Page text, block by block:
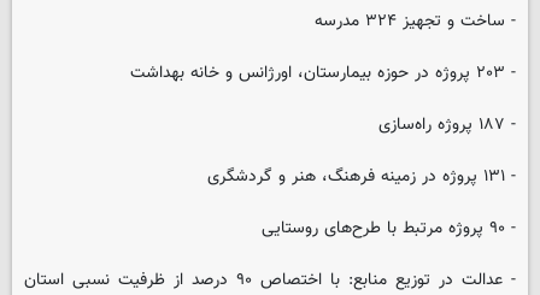
- ساخت و تجهیز ۳۲۴ مدرسه
- ۲۰۳ پروژه در حوزه بیمارستان، اورژانس و خانه بهداشت
- ۱۸۷ پروژه راه‌سازی
- ۱۳۱ پروژه در زمینه فرهنگ، هنر و گردشگری
- ۹۰ پروژه مرتبط با طرح‌های روستایی
- عدالت در توزیع منابع: با اختصاص ۹۰ درصد از ظرفیت نسبی استان